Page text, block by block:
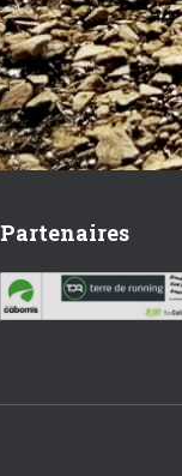
Partenaires